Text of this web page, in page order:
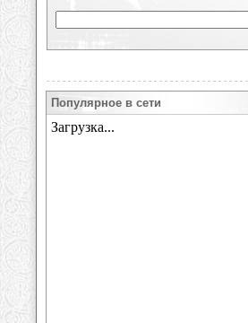
Популярное в сети